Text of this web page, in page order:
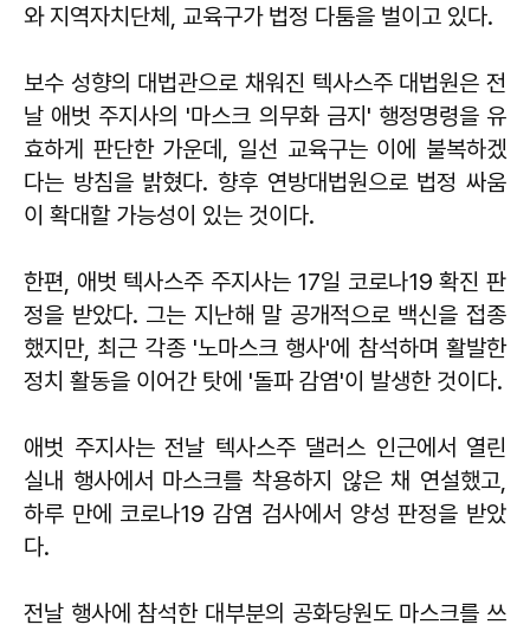
와 지역자치단체, 교육구가 법정 다툼을 벌이고 있다.
보수 성향의 대법관으로 채워진 텍사스주 대법원은 전
날 애벗 주지사의 '마스크 의무화 금지' 행정명령을 유
효하게 판단한 가운데, 일선 교육구는 이에 불복하겠
다는 방침을 밝혔다. 향후 연방대법원으로 법정 싸움
이 확대할 가능성이 있는 것이다.
한편, 애벗 텍사스주 주지사는 17일 코로나19 확진 판
정을 받았다. 그는 지난해 말 공개적으로 백신을 접종
했지만, 최근 각종 '노마스크 행사'에 참석하며 활발한
정치 활동을 이어간 탓에 '돌파 감염'이 발생한 것이다.
애벗 주지사는 전날 텍사스주 댈러스 인근에서 열린
실내 행사에서 마스크를 착용하지 않은 채 연설했고,
하루 만에 코로나19 감염 검사에서 양성 판정을 받았
다.
전날 행사에 참석한 대부분의 공화당원도 마스크를 쓰